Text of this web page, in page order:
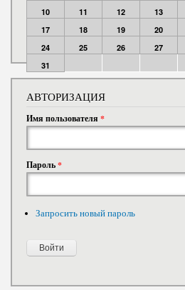
10
11 12 13
17
18 19 20
24
25 26 27
31
АВТОРИЗАЦИЯ
Имя пользователя *
Пароль*
Запросить новый пароль